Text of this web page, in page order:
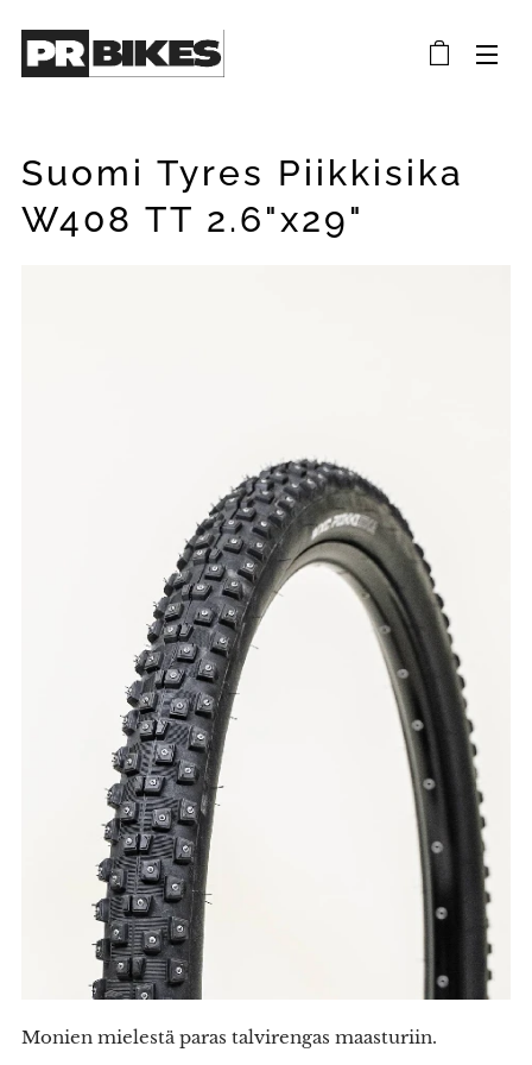
Suomi Tyres Piikkisika
W408 TT 2.6"x29"
Monien mielestä paras talvirengas maasturiin.